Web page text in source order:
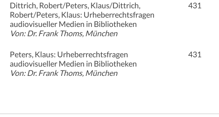
Dittrich, Robert/Peters, Klaus/Dittrich,
Robert/Peters, Klaus: Urheberrechtsfragen
audiovisueller Medien in Bibliotheken
Von: Dr. Frank Thoms, München
431
Peters, Klaus: Urheberrechtsfragen
audiovisueller Medien in Bibliotheken
Von: Dr. Frank Thoms, München
431